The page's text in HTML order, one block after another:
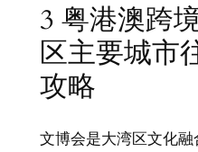
3 粤港澳跨
区主要城市
攻略
文博会是大湾区文化